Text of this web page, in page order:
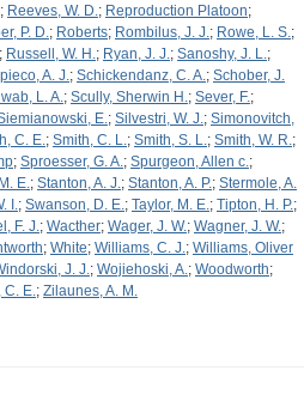
; Reeves, W. D.; Reproduction Platoon;
P. D.; Roberts; Rombilus, J. J.; Rowe, L. S.;
; Russell, W. H.; Ryan, J. J.; Sanoshy, J. L.;
A. J.; Schickendanz, C. A.; Schober, J.
L. A.; Scully, Sherwin H.; Sever, F.;
E.; Silvestri, W. J.; Simonovitch,
C. E.; Smith, C. L.; Smith, S. L.; Smith, W. R.;
; Sproesser, G. A.; Spurgeon, Allen c.;
E.; Stanton, A. J.; Stanton, A. P.; Stermole, A.
I.; Swanson, D. E.; Taylor, M. E.; Tipton, H. P.;
F. J.; Wacther; Wager, J. W.; Wagner, J. W.;
; White; Williams, C. J.; Williams, Oliver
J. J.; Wojiehoski, A.; Woodworth;
C. E.; Zilaunes, A. M.